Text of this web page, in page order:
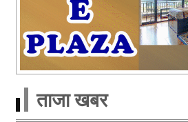
ताजा खबर